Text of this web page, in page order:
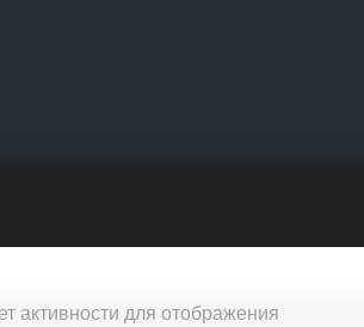
активности для отображения